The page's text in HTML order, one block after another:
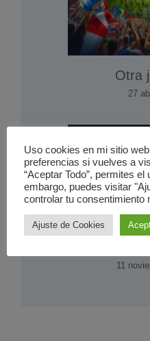
Otra
27
11
Uso cookies en mi sitio
preferencias si vuelves a
“Aceptar Todo”, permites
embargo, puedes visitar
controlar tu consentimiento
Ajuste de Cookies